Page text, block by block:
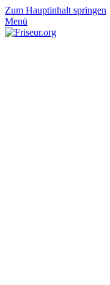
Zum Hauptinhalt springen
Menü